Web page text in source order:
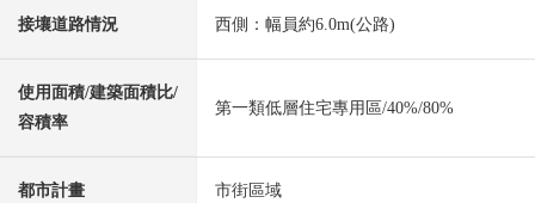
接壤道路情況 西側：幅員約6.0m(公路)
使用面積/建築面積比/
容積率
第一類低層住宅專用區/40%/80%
都市計畫 市街區域